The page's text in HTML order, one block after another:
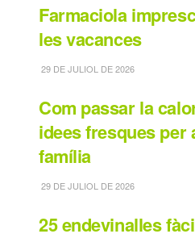
Farmaciola
les vacances
29 DE JULIOL DE 2026
Com passar la
idees fresques per
família
29 DE JULIOL DE 2026
25 endevinalles